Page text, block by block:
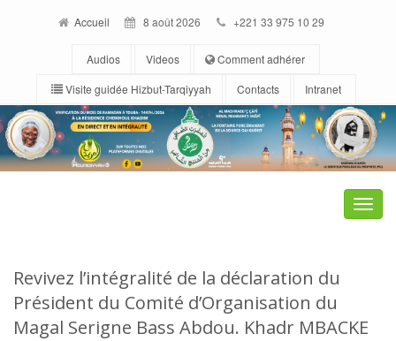
Accueil 8 août 2026 +221 33 975 10 29
Audios Videos
Comment adhérer
Visite guidée Hizbut-Tarqiyyah
Contacts Intranet
Toggle
Revivez l’intégralité de la déclaration du
Président du Comité d’Organisation du
Magal Serigne Bass Abdou. Khadr MBACKE